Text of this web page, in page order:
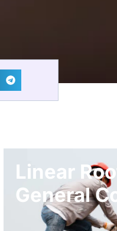
S.A.G. –
Smarter